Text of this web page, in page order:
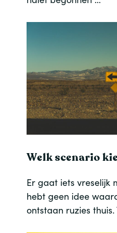
Welk scenario
Er gaat iets vreselijk
hebt geen idee
ontstaan ruzies thuis.